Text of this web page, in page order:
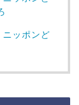
ッポンど